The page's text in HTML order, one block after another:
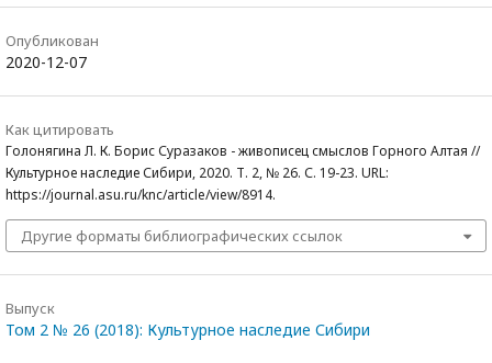
Опубликован
2020-12-07
Как цитировать
Голонягина Л. К. Борис Суразаков - живописец смыслов Горного Алтая //
Культурное наследие Сибири, 2020. Т. 2, № 26. С. 19-23. URL:
https://journal.asu.ru/knc/article/view/8914.
Другие форматы библиографических ссылок
Выпуск
Том 2 № 26 (2018): Культурное наследие Сибири